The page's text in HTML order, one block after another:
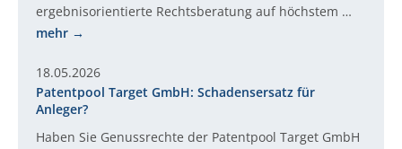
ergebnisorientierte Rechtsberatung auf höchstem …
mehr
18.05.2026
Patentpool Target GmbH: Schadensersatz für
Anleger?
Haben Sie Genussrechte der Patentpool Target GmbH